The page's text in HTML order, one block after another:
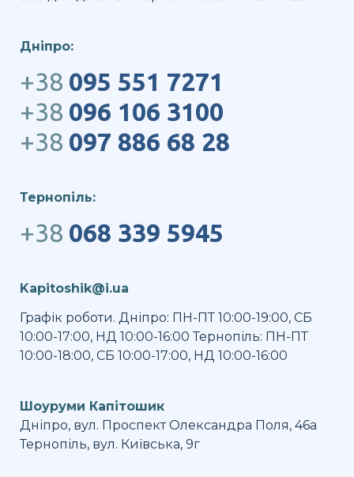
Дніпро:
+38 095 551 7271
+38 096 106 3100
+38 097 886 68 28
Тернопіль:
+38 068 339 5945
Kapitoshik@i.ua
Графік роботи. Дніпро: ПН-ПТ 10:00-19:00, СБ
10:00-17:00, НД 10:00-16:00 Тернопіль: ПН-ПТ
10:00-18:00, СБ 10:00-17:00, НД 10:00-16:00
Шоуруми Капітошик
Дніпро, вул. Проспект Олександра Поля, 46а
Тернопіль, вул. Київська, 9г